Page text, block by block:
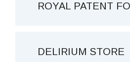
ROYAL PATENT
DELIRIUM STORE